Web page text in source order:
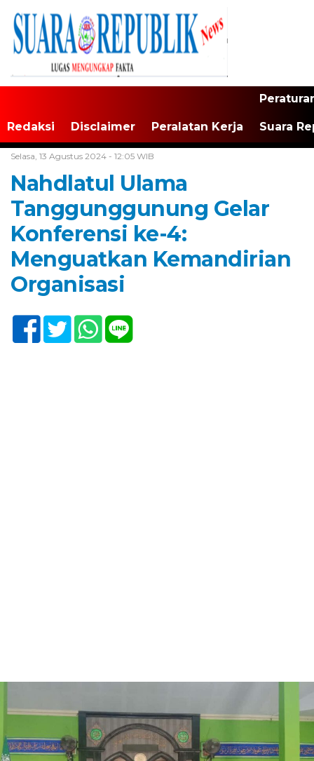
Redaksi Disclaimer Peralatan Kerja Suara
Selasa, 13 Agustus 2024 - 12:05 WIB
Nahdlatul Ulama
Tanggunggunung Gelar
Konferensi ke-4:
Menguatkan Kemandirian
Organisasi